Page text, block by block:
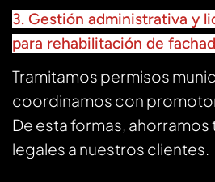
3. Gestión administrativa y
para rehabilitación de
Tramitamos permisos
coordinamos con
De esta formas,
legales a nuestros clientes.